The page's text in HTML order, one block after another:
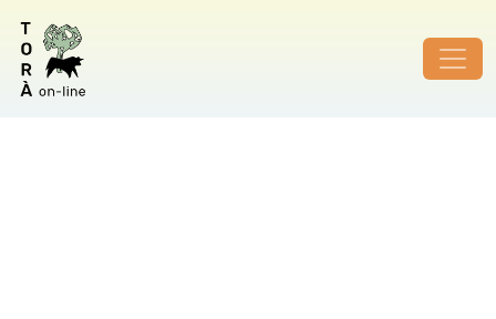
ID de foto no vàlid